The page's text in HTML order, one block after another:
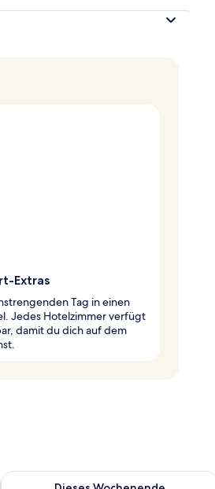
Extras
Tag in einen
Jedes Hotelzimmer verfügt
damit du dich auf dem
Aug. 7 - Aug. 8.
Überprüfe die Verfügbarkeit für